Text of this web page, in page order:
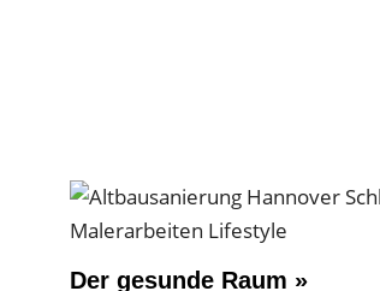
Der gesunde Raum »